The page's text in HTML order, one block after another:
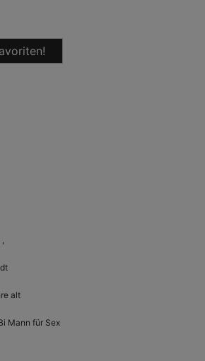
alt
Mann für Sex